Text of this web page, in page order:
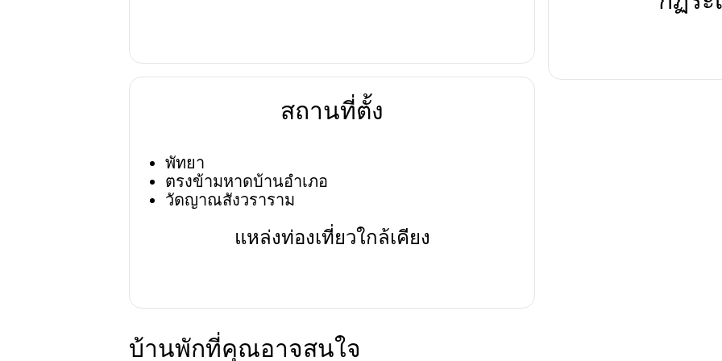
สถานที่ตั้ง
พัทยา
ตรงข้ามหาดบ้านอำเภอ
วัดญาณสังวราราม
แหล่งท่องเที่ยวใกล้เคียง
บ้านพักที่คุณอาจสนใจ